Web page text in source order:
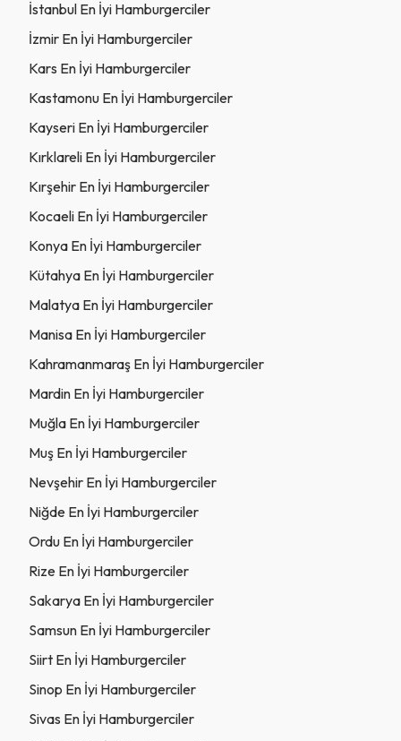
İstanbul En İyi Hamburgerciler
İzmir En İyi Hamburgerciler
Kars En İyi Hamburgerciler
Kastamonu En İyi Hamburgerciler
Kayseri En İyi Hamburgerciler
Kırklareli En İyi Hamburgerciler
Kırşehir En İyi Hamburgerciler
Kocaeli En İyi Hamburgerciler
Konya En İyi Hamburgerciler
Kütahya En İyi Hamburgerciler
Malatya En İyi Hamburgerciler
Manisa En İyi Hamburgerciler
Kahramanmaraş En İyi Hamburgerciler
Mardin En İyi Hamburgerciler
Muğla En İyi Hamburgerciler
Muş En İyi Hamburgerciler
Nevşehir En İyi Hamburgerciler
Niğde En İyi Hamburgerciler
Ordu En İyi Hamburgerciler
Rize En İyi Hamburgerciler
Sakarya En İyi Hamburgerciler
Samsun En İyi Hamburgerciler
Siirt En İyi Hamburgerciler
Sinop En İyi Hamburgerciler
Sivas En İyi Hamburgerciler